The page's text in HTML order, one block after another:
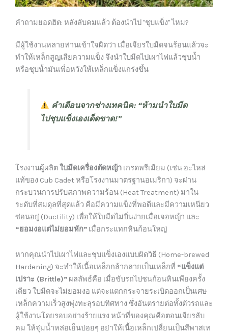
คำถามยอดฮิต: หลังลับคมแล้ว ต้องนำไป "ชุบแข็ง" ไหม?
มีผู้ใช้งานหลายท่านเข้าใจผิดว่า เมื่อเจียรใบมีดจนร้อนแล้วจะ
ทำให้เหล็กสูญเสียความแข็ง จึงนำใบมีดไปเผาไฟแล้วชุบน้ำ
หรือชุบน้ำมันเพื่อหวังให้เหล็กแข็งแกร่งขึ้น
คำเตือนจากช่างเทคนิค: “ห้ามนำใบมีด
ไปชุบแข็งเองเด็ดขาด!”
โรงงานผู้ผลิตใบมีดเครื่องตัดหญ้า เกรดพรีเมียม (เช่น อะไหล่
แท้ของ Cub Cadet หรือโรงงานมาตรฐานอเมริกา) จะผ่าน
กระบวนการปรับสภาพความร้อน (Heat Treatment) มาใน
ระดับที่สมดุลที่สุดแล้ว คือมีความแข็งที่พอดีและมีความเหนียว
ซ่อนอยู่ (Ductility) เพื่อให้ใบมีดไม่บิ่นง่ายเมื่อเจอหญ้า และ
“ยอมงอแต่ไม่ยอมหัก” เมื่อกระแทกหินก้อนใหญ่
หากคุณนำไปเผาไฟและชุบแข็งเองแบบผิดวิธี (Home-brewed
Hardening) จะทำให้เนื้อเหล็กกล้ากลายเป็นเหล็กที่ “แข็งแต่
เปราะ (Brittle)” ผลลัพธ์คือ เมื่อขับรถไปชนก้อนหินเพียงครั้ง
เดียว ใบมีดจะไม่ยอมงอ แต่จะแตกกระจายระเบิดออกเป็นเศษ
เหล็กความเร็วสูงพุ่งทะลุรอบทิศทาง ซึ่งอันตรายต่อทั้งตัวรถและ
ผู้ใช้งานโดยรอบอย่างร้ายแรง หน้าที่ของคุณคือตอนเจียรลับ
คม ให้จุ่มน้ำหล่อเย็นบ่อยๆ อย่าให้เนื้อเหล็กเปลี่ยนเป็นสีพาสเท